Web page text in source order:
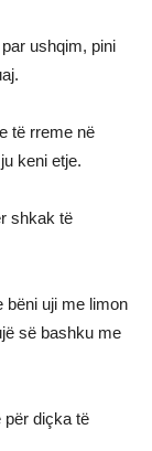
ushqim, pini
të rreme në
keni etje.
shkak të
bëni uji me limon
së bashku me
për diçka të